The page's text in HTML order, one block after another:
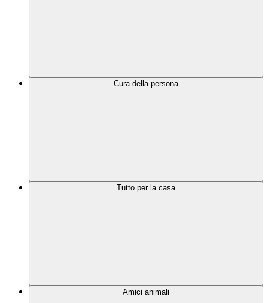
Cura della persona
Tutto per la casa
Amici animali